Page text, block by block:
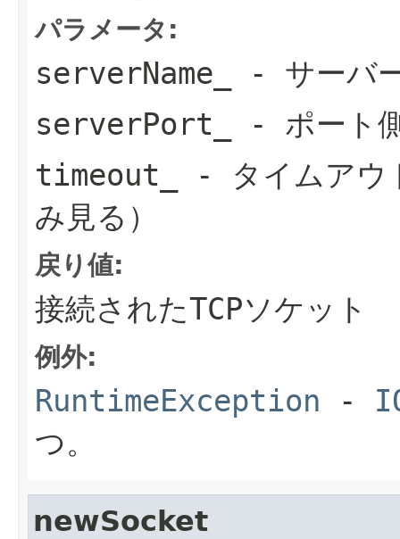
パラメータ:
serverName_
- サーバ
serverPort_
- ポート
timeout_
- タイムアウ
み見る）
戻り値:
接続されたTCPソケット
例外:
RuntimeException -
つ。
newSocket